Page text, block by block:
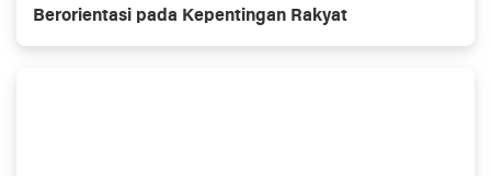
Berorientasi pada Kepentingan Rakyat